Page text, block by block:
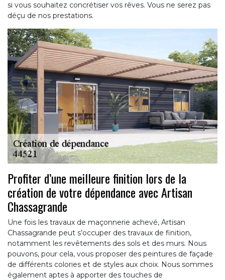
si vous souhaitez concrétiser vos rêves. Vous ne serez pas
déçu de nos prestations.
Profiter d’une meilleure finition lors de la
création de votre dépendance avec Artisan
Chassagrande
Une fois les travaux de maçonnerie achevé, Artisan
Chassagrande peut s’occuper des travaux de finition,
notamment les revêtements des sols et des murs. Nous
pouvons, pour cela, vous proposer des peintures de façade
de différents colories et de styles aux choix. Nous sommes
également aptes à apporter des touches de